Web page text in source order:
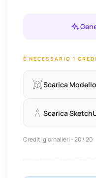
È NECESSARIO 1
Scarica
Scarica
Crediti giornalieri - 20 / 20